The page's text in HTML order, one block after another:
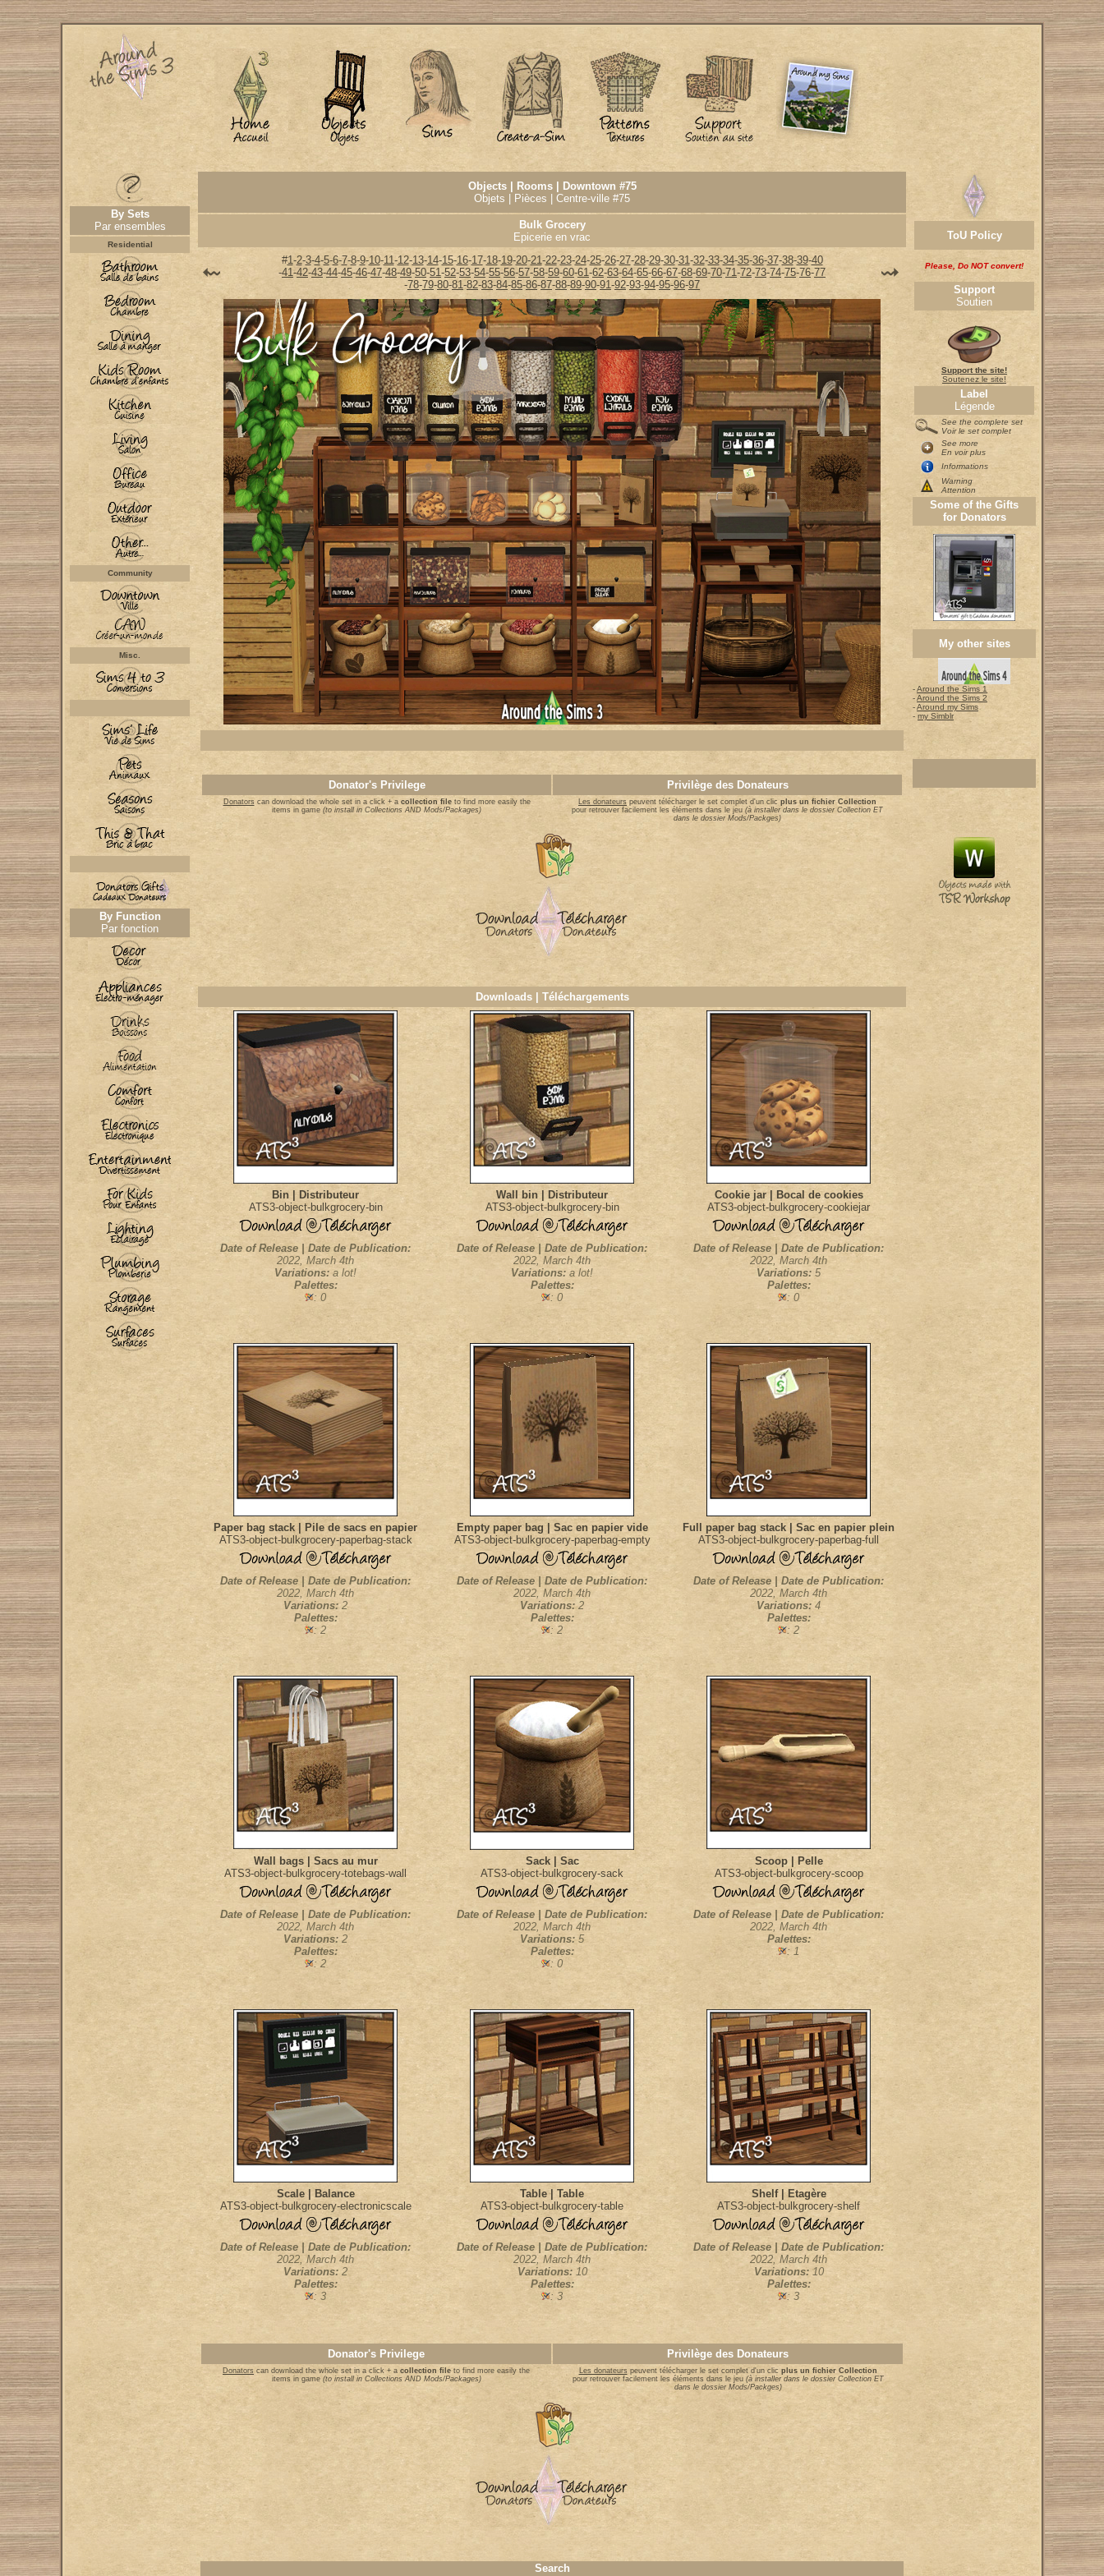
By Sets
Par ensembles
Residential
Community
Misc.
By Function
Par fonction
Objects | Rooms | Downtown #75
Objets | Pièces | Centre-ville #75
Bulk Grocery
Epicerie en vrac
#1-2-3-4-5-6-7-8-9-10-11-12-13-14-15-16-17-18-19-20-21-22-23-24-25-26-27-28-29-30-31-32-33-34-35-36-37-38-39-40
-41-42-43-44-45-46-47-48-49-50-51-52-53-54-55-56-57-58-59-60-61-62-63-64-65-66-67-68-69-70-71-72-73-74-75-76-77
-78-79-80-81-82-83-84-85-86-87-88-89-90-91-92-93-94-95-96-97
Donator's Privilege Privilège des Donateurs
Donators can download the whole set in a click + a collection fileto find more easily the
items in game (to install in Collections AND Mods/Packages)
Les donateurspeuvent télécharger le set complet d'un clic plus un fichier Collection
pour retrouver facilement les éléments dans le jeu (à installer dans le dossier Collection ET
dans le dossier Mods/Packges)
Downloads | Téléchargements
Bin | Distributeur
ATS3-object-bulkgrocery-bin
Wall bin | Distributeur
ATS3-object-bulkgrocery-bin
Cookie jar | Bocal de cookies
ATS3-object-bulkgrocery-cookiejar
Date of Release | Date de Publication:
2022, March 4th
Variations: a lot!
Palettes:
: 0
Date of Release | Date de Publication:
2022, March 4th
Variations: a lot!
Palettes:
: 0
Date of Release | Date de Publication:
2022, March 4th
Variations: 5
Palettes:
: 0
Paper bag stack | Pile de sacs en papier
ATS3-object-bulkgrocery-paperbag-stack
Empty paper bag | Sac en papier vide
ATS3-object-bulkgrocery-paperbag-empty
Full paper bag stack | Sac en papier plein
ATS3-object-bulkgrocery-paperbag-full
Date of Release | Date de Publication:
2022, March 4th
Variations: 2
Palettes:
: 2
Date of Release | Date de Publication:
2022, March 4th
Variations:2
Palettes:
: 2
Date of Release | Date de Publication:
2022, March 4th
Variations: 4
Palettes:
: 2
Wall bags | Sacs au mur
ATS3-object-bulkgrocery-totebags-wall
Sack | Sac
ATS3-object-bulkgrocery-sack
Scoop | Pelle
ATS3-object-bulkgrocery-scoop
Date of Release | Date de Publication:
2022, March 4th
Variations: 2
Palettes:
: 2
Date of Release | Date de Publication:
2022, March 4th
Variations: 5
Palettes:
: 0
Date of Release | Date de Publication:
2022, March 4th
Palettes:
: 1
Scale | Balance
ATS3-object-bulkgrocery-electronicscale
Table | Table
ATS3-object-bulkgrocery-table
Shelf | Etagère
ATS3-object-bulkgrocery-shelf
Date of Release | Date de Publication:
2022, March 4th
Variations: 2
Palettes:
: 3
Date of Release | Date de Publication:
2022, March 4th
Variations: 10
Palettes:
: 3
Date of Release | Date de Publication:
2022, March 4th
Variations:10
Palettes:
: 3
Donator's Privilege Privilège des Donateurs
Donators can download the whole set in a click + a collection file to find more easily the
items in game(to install in Collections AND Mods/Packages)
Les donateurs peuvent télécharger le set complet d'un clic plus un fichier Collection
pour retrouver facilement les éléments dans le jeu(à installer dans le dossier Collection ET
dans le dossier Mods/Packges)
ToU Policy
Please, Do NOT convert!
Support
Soutien
Support the site!
Soutenez le site!
Label
Légende
See the complete set
Voir le set complet
See more
En voir plus
Informations
Warning
Attention
Some of the Gifts
for Donators
My other sites
-Around the Sims 1
-Around the Sims 2
-Around my Sims
- my Simblr
Search